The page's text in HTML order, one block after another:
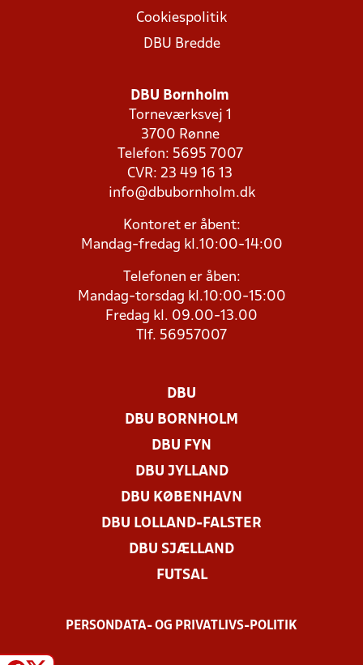
Cookiespolitik
DBU Bredde
DBU Bornholm
Torneværksvej 1
3700 Rønne
Telefon: 5695 7007
CVR: 23 49 16 13
info@dbubornholm.dk
Kontoret er åbent:
Mandag-fredag kl.10:00-14:00
Telefonen er åben:
Mandag-torsdag kl.10:00-15:00
Fredag kl. 09.00-13.00
Tlf. 56957007
DBU
DBU BORNHOLM
DBU FYN
DBU JYLLAND
DBU KØBENHAVN
DBU LOLLAND-FALSTER
DBU SJÆLLAND
FUTSAL
PERSONDATA- OG PRIVATLIVS-POLITIK